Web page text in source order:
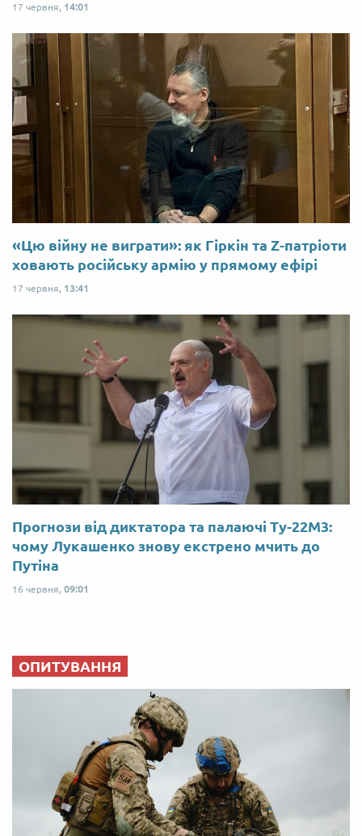
17 червня, 14:01
«Цю війну не виграти»: як Гіркін та Z-патріоти
ховають російську армію у прямому ефірі
17 червня, 13:41
Прогнози від диктатора та палаючі Ту-22М3:
чому Лукашенко знову екстрено мчить до
Путіна
16 червня, 09:01
ОПИТУВАННЯ